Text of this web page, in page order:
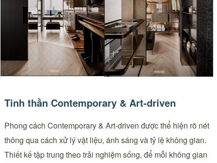
Tinh thần Contemporary & Art-driven
Phong cách Contemporary & Art-driven được thể hiện rõ nét
thông qua cách xử lý vật liệu, ánh sáng và tỷ lệ không gian.
Thiết kế tập trung theo trải nghiệm sống, để mỗi không gian